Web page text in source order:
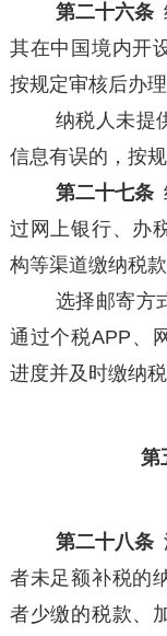
第二十六条
其在中国境内开
按规定审核后办理
纳税人未提
信息有误的，按
第二十七条
过网上银行、办
构等渠道缴纳税款
选择邮寄方
通过个税APP、
进度并及时缴纳税
第
第二十八条
者未足额补税的
者少缴的税款、